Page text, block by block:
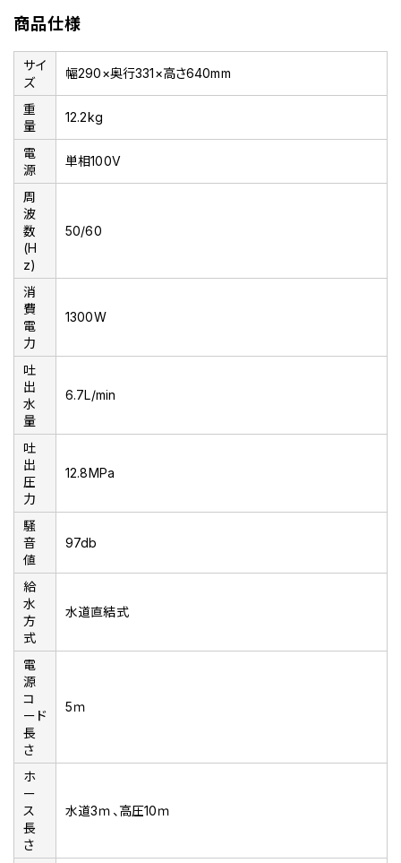
商品仕様
サイ
ズ
幅290×奥行331×高さ640mm
重
量
12.2kg
電
源
単相100V
周
波
数
(H
z)
50/60
消
費
電
力
1300W
吐
出
水
量
6.7L/min
吐
出
圧
力
12.8MPa
騒
音
値
97db
給
水
方
式
水道直結式
電
源
コ
ード
長
さ
5ｍ
ホ
ー
ス
長
さ
水道3ｍ、高圧10ｍ